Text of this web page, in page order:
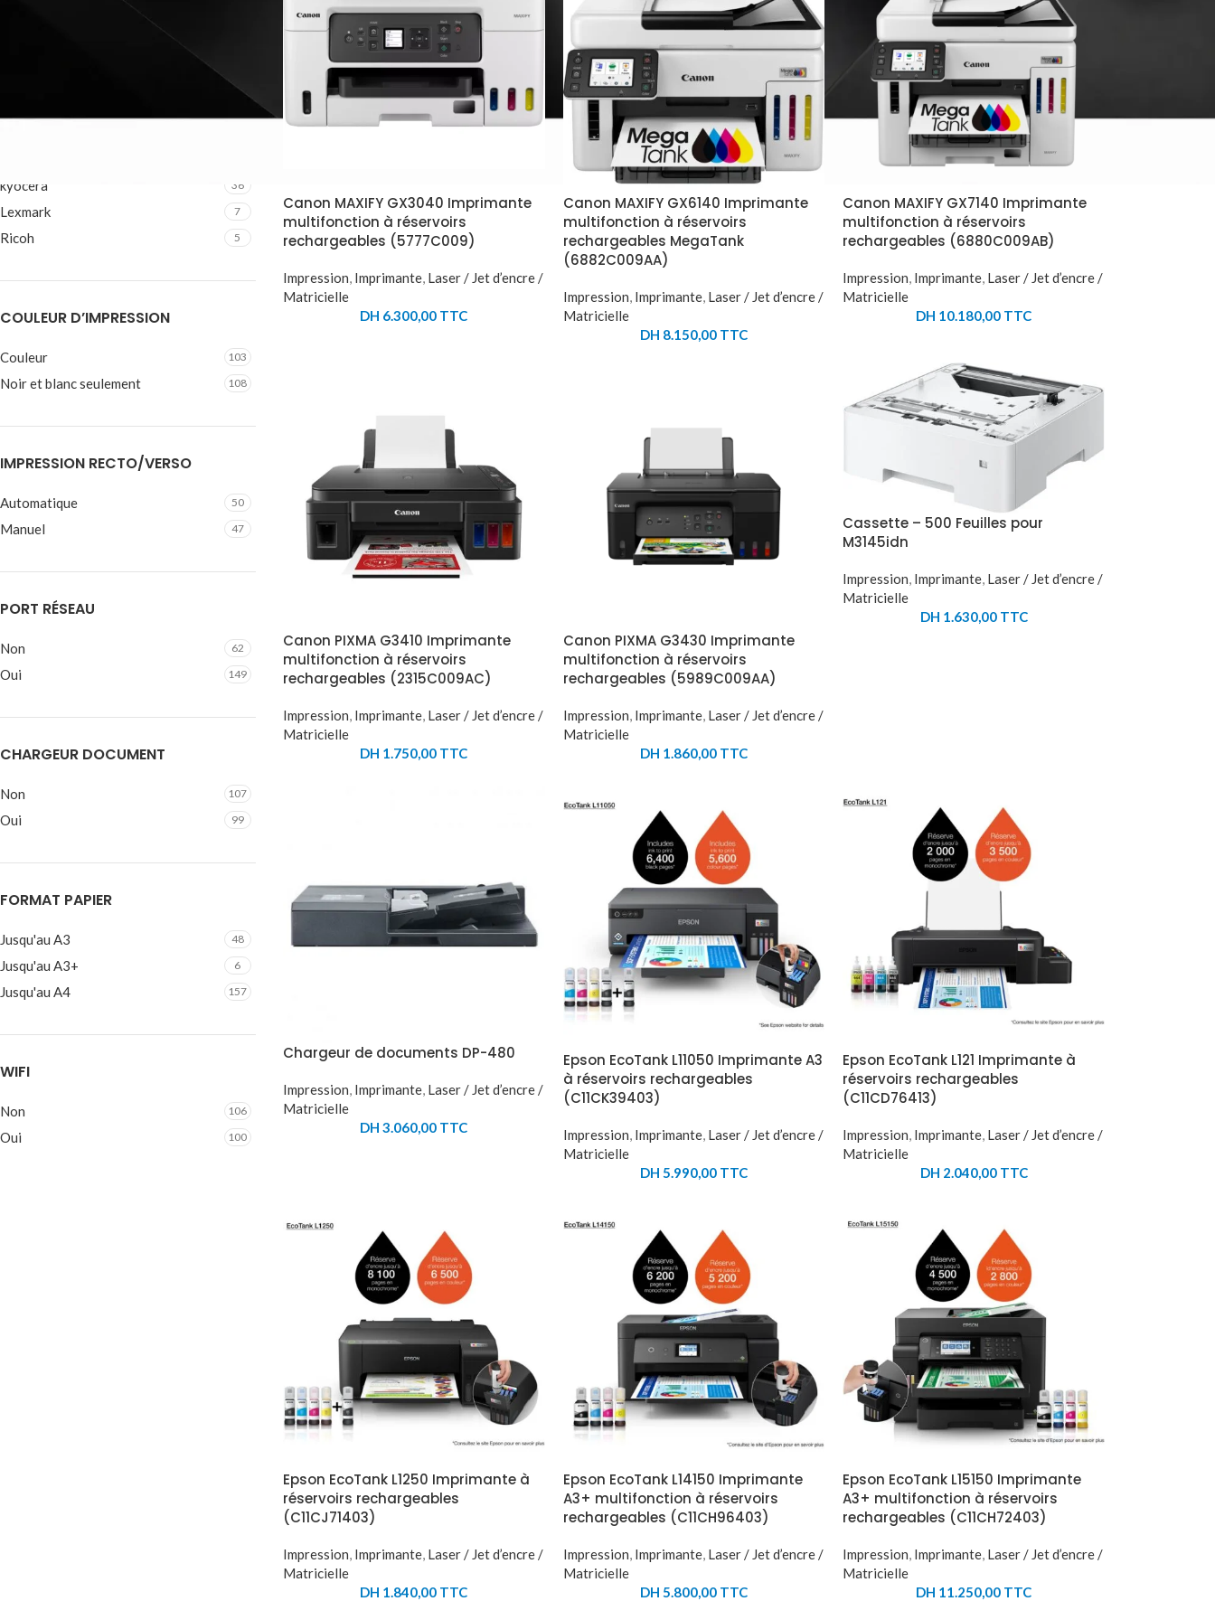
28
kyocera 36
Lexmark 7
Ricoh 5
COULEUR D’IMPRESSION
Couleur 103
Noir et blanc seulement 108
IMPRESSION RECTO/VERSO
Automatique 50
Manuel 47
PORT RÉSEAU
Non 62
Oui 149
CHARGEUR DOCUMENT
Non 107
Oui 99
FORMAT PAPIER
Jusqu'au A3 48
Jusqu'au A3+ 6
Jusqu'au A4 157
WIFI
Non 106
Oui 100
Canon MAXIFY GX3040 Imprimante
multifonction à réservoirs
rechargeables (5777C009)
Impression, Imprimante, Laser / Jet d’encre /
Matricielle
DH 6.300,00 TTC
Canon MAXIFY GX6140 Imprimante
multifonction à réservoirs
rechargeables MegaTank
(6882C009AA)
Impression, Imprimante, Laser / Jet d’encre /
Matricielle
DH 8.150,00TTC
Canon MAXIFY GX7140 Imprimante
multifonction à réservoirs
rechargeables (6880C009AB)
Impression, Imprimante, Laser / Jet d’encre /
Matricielle
DH 10.180,00 TTC
Canon PIXMA G3410 Imprimante
multifonction à réservoirs
rechargeables (2315C009AC)
Impression, Imprimante, Laser / Jet d’encre /
Matricielle
DH 1.750,00 TTC
Canon PIXMA G3430 Imprimante
multifonction à réservoirs
rechargeables (5989C009AA)
Impression, Imprimante, Laser / Jet d’encre /
Matricielle
DH 1.860,00TTC
Cassette – 500 Feuilles pour
M3145idn
Impression, Imprimante, Laser / Jet d’encre /
Matricielle
DH 1.630,00TTC
Chargeur de documents DP-480
Impression, Imprimante, Laser / Jet d’encre /
Matricielle
DH 3.060,00 TTC
Epson EcoTank L11050 Imprimante A3
à réservoirs rechargeables
(C11CK39403)
Impression, Imprimante, Laser / Jet d’encre /
Matricielle
DH 5.990,00TTC
Epson EcoTank L121 Imprimante à
réservoirs rechargeables
(C11CD76413)
Impression, Imprimante, Laser / Jet d’encre /
Matricielle
DH 2.040,00TTC
Epson EcoTank L1250 Imprimante à
réservoirs rechargeables
(C11CJ71403)
Impression, Imprimante, Laser / Jet d’encre /
Matricielle
DH 1.840,00 TTC
Epson EcoTank L14150 Imprimante
A3+ multifonction à réservoirs
rechargeables (C11CH96403)
Impression, Imprimante, Laser / Jet d’encre /
Matricielle
DH 5.800,00TTC
Epson EcoTank L15150 Imprimante
A3+ multifonction à réservoirs
rechargeables (C11CH72403)
Impression, Imprimante, Laser / Jet d’encre /
Matricielle
DH 11.250,00 TTC